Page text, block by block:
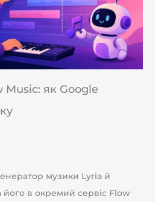
Music: як Google
музики Lyria й
його в окремий сервіс Flow